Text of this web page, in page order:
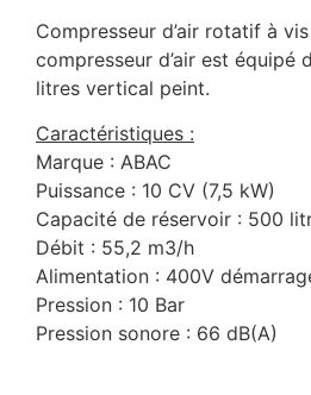
Compresseur d’air rotatif à
compresseur d’air est équipé
litres vertical peint.
Caractéristiques :
Marque : ABAC
Puissance : 10 CV (7,5 kW)
Capacité de réservoir : 500
Débit : 55,2 m3/h
Alimentation : 400V
Pression : 10 Bar
Pression sonore : 66 dB(A)